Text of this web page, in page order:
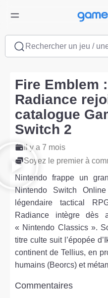
Rechercher un jeu /
Fire Emblem
Radiance
catalogue
Switch 2
Il y a 7 mois
Soyez le premier à
Nintendo frappe un
Nintendo Switch
légendaire tactical
Radiance intègre dès
« Nintendo Classics ».
titre culte suit l’épopée
continent de Tellius, en
humains (Beorcs) et
Commentaires